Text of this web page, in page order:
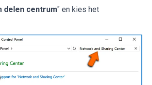
delen centrum" en kies het